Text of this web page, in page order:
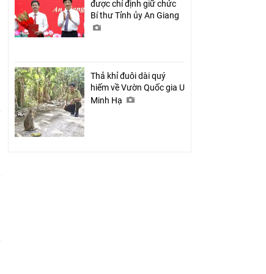
được chỉ định giữ chức
Bí thư Tỉnh ủy An Giang
Thả khỉ đuôi dài quý
hiếm về Vườn Quốc gia U
Minh Hạ